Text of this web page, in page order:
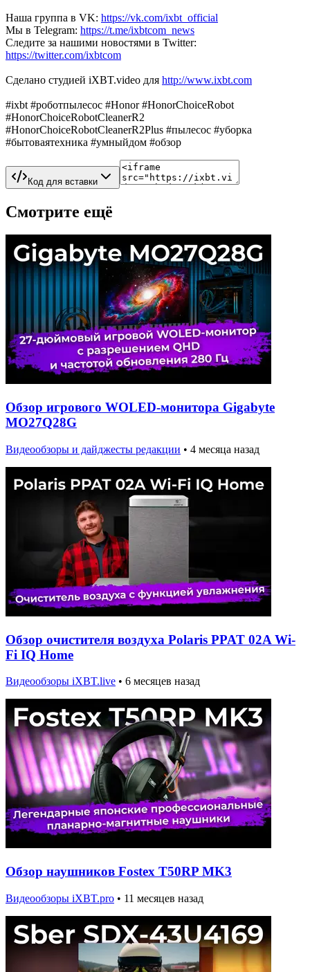
Наша группа в VK: https://vk.com/ixbt_official
Мы в Telegram: https://t.me/ixbtcom_news
Следите за нашими новостями в Twitter:
https://twitter.com/ixbtcom
Сделано студией iXBT.video для http://www.ixbt.com
#ixbt #роботпылесос #Honor #HonorChoiceRobot
#HonorChoiceRobotCleanerR2
#HonorChoiceRobotCleanerR2Plus #пылесос #уборка
#бытоваятехника #умныйдом #обзор
Код для вставки
Смотрите ещё
Обзор игрового WOLED-монитора Gigabyte
MO27Q28G
Видеообзоры и дайджесты редакции • 4 месяца назад
Обзор очистителя воздуха Polaris PPAT 02A Wi-
Fi IQ Home
Видеообзоры iXBT.live • 6 месяцев назад
Обзор наушников Fostex T50RP MK3
Видеообзоры iXBT.pro • 11 месяцев назад